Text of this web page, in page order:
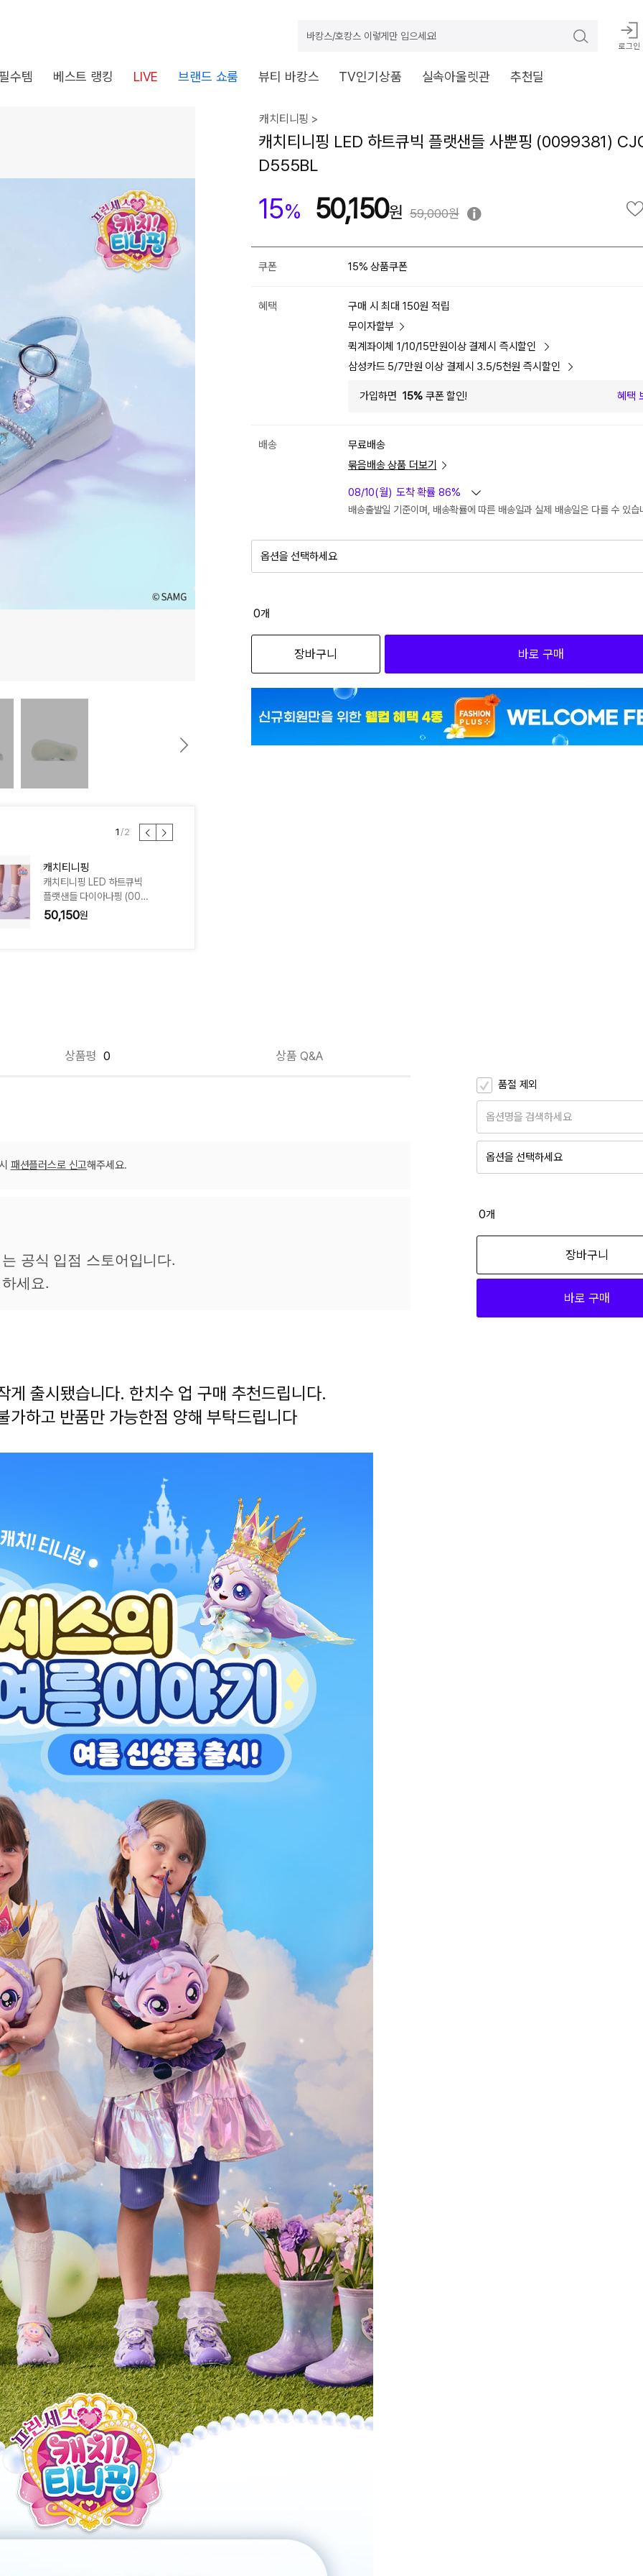
바캉스/호캉스 이렇게만 입으세요!
로그인
수템 베스트 랭킹 LIVE 브랜드 쇼룸 뷰티 바캉스 TV인기상품 실속아울렛관 추천딜
가능 쿠폰
전체 다운로드
품이에요
쇼핑 계속하기 장바구니 가기
캐치티니핑
캐치티니핑 LED 하트큐빅
플랫샌들 다이아나핑 (009
9380) CJGFM1SD555P
50,150
1 /2
캐치티니핑 >
캐치티니핑 LED 하트큐빅 플랫샌들 사뿐핑 (0099381)
D555BL
15% 50,150 59,000원
쿠폰 15% 상품쿠폰
혜택
구매 시 최대 150원 적립
무이자할부
퀵계좌이체 1/10/15만원이상 결제시 즉시할인
삼성카드 5/7만원 이상 결제시 3.5/5천원 즉시할인
가입하면 15%쿠폰 할인! 혜택
배송
무료배송
묶음배송 상품 더보기
08/10(월) 도착 확률 86%
배송출발일 기준이며, 배송확률에 따른 배송일과 실제 배송일은 다를 수 있습
옵션을 선택하세요
150
0개
장바구니 바로 구매
상품평 0 상품 Q&A
품절 제외
옵션명을 검색하세요
옵션을 선택하세요
50,150
50,150
0개
장바구니
바로 구매